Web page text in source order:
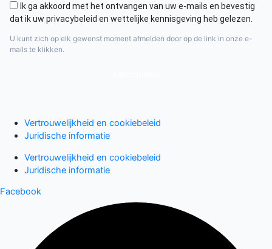
Ik ga akkoord met het ontvangen van uw e-mails en bevestig
dat ik uw privacybeleid en wettelijke kennisgeving heb gelezen.
U kunt zich op elk gewenst moment afmelden door op de link in onze e-
mails te klikken.
Vertrouwelijkheid en cookiebeleid
Juridische informatie
Vertrouwelijkheid en cookiebeleid
Juridische informatie
Facebook